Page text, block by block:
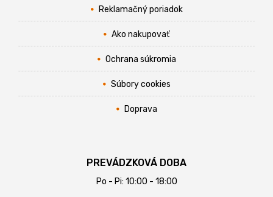
Reklamačný poriadok
Ako nakupovať
Ochrana súkromia
Súbory cookies
Doprava
PREVÁDZKOVÁ DOBA
Po - Pi: 10:00 - 18:00